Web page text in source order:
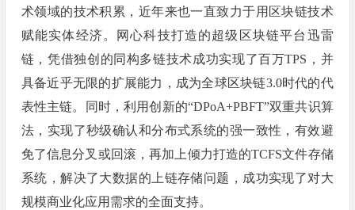
术领域的技术积累，近年来也一直致力于用区块链技术
赋能实体经济。网心科技打造的超级区块链平台迅雷
链，凭借独创的同构多链技术成功实现了百万TPS，并
具备近乎无限的扩展能力，成为全球区块链3.0时代的代
表性主链。同时，利用创新的“DPoA+PBFT”双重共识算
法，实现了秒级确认和分布式系统的强一致性，有效避
免了信息分叉或回滚，再加上倾力打造的TCFS文件存储
系统，解决了大数据的上链存储问题，成功实现了对大
规模商业化应用需求的全面支持。